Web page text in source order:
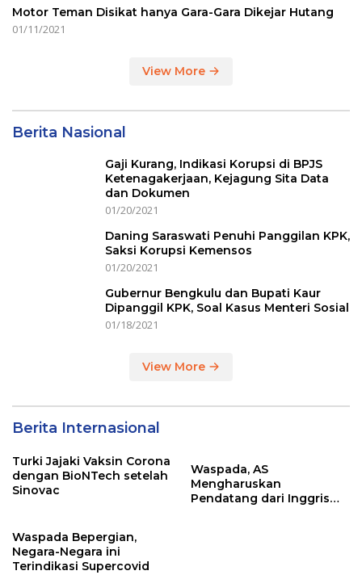
Motor Teman Disikat hanya Gara-Gara Dikejar Hutang
01/11/2021
View More
Berita Nasional
Gaji Kurang, Indikasi Korupsi di BPJS
Ketenagakerjaan, Kejagung Sita Data
dan Dokumen
01/20/2021
Daning Saraswati Penuhi Panggilan KPK,
Saksi Korupsi Kemensos
01/20/2021
Gubernur Bengkulu dan Bupati Kaur
Dipanggil KPK, Soal Kasus Menteri Sosial
01/18/2021
View More
Berita Internasional
Turki Jajaki Vaksin Corona
dengan BioNTech setelah
Sinovac
Waspada, AS
Mengharuskan
Pendatang dari Inggris
Waspada Bepergian,
Negara-Negara ini
Terindikasi Supercovid